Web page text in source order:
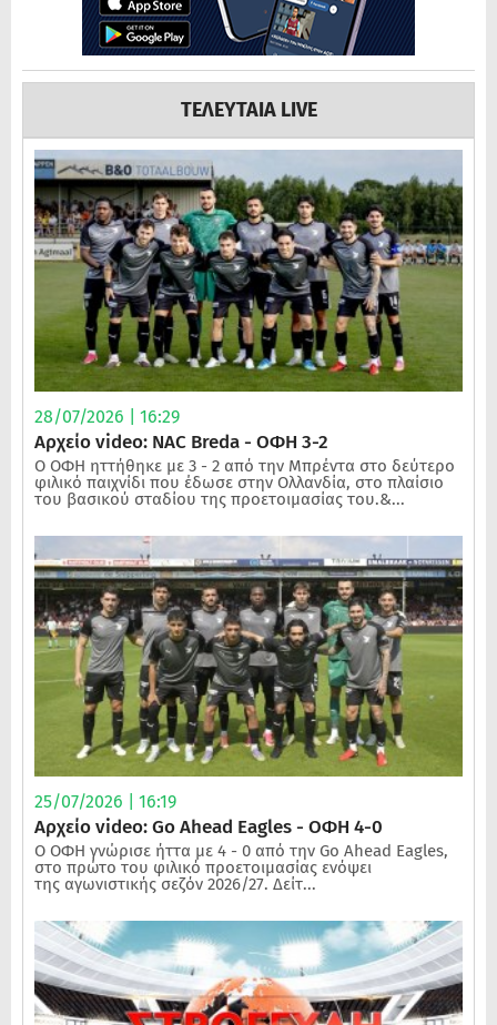
ΤΕΛΕΥΤΑΙΑ LIVE
28/07/2026 | 16:29
Αρχείο video: NAC Breda - ΟΦΗ 3-2
Ο ΟΦΗ ηττήθηκε με 3 - 2 από την Μπρέντα στο δεύτερο
φιλικό παιχνίδι που έδωσε στην Ολλανδία, στο πλαίσιο
του βασικού σταδίου της προετοιμασίας του.&...
25/07/2026 | 16:19
Αρχείο video: Go Ahead Eagles - ΟΦΗ 4-0
Ο ΟΦΗ γνώρισε ήττα με 4 - 0 από την Go Ahead Eagles,
στο πρώτο του φιλικό προετοιμασίας ενόψει
της αγωνιστικής σεζόν 2026/27. Δείτ...